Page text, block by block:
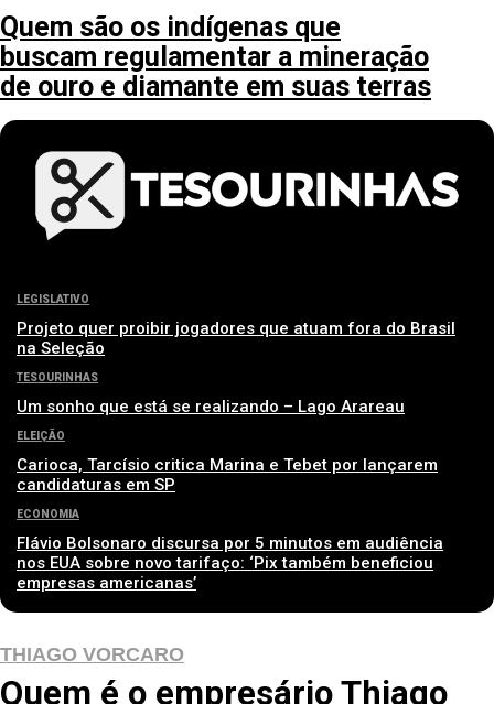
Quem são os indígenas que
buscam regulamentar a mineração
de ouro e diamante em suas terras
LEGISLATIVO
Projeto quer proibir jogadores que atuam fora do Brasil
na Seleção
TESOURINHAS
Um sonho que está se realizando – Lago Arareau
ELEIÇÃO
Carioca, Tarcísio critica Marina e Tebet por lançarem
candidaturas em SP
ECONOMIA
Flávio Bolsonaro discursa por 5 minutos em audiência
nos EUA sobre novo tarifaço: ‘Pix também beneficiou
empresas americanas’
THIAGO VORCARO
Quem é o empresário Thiago